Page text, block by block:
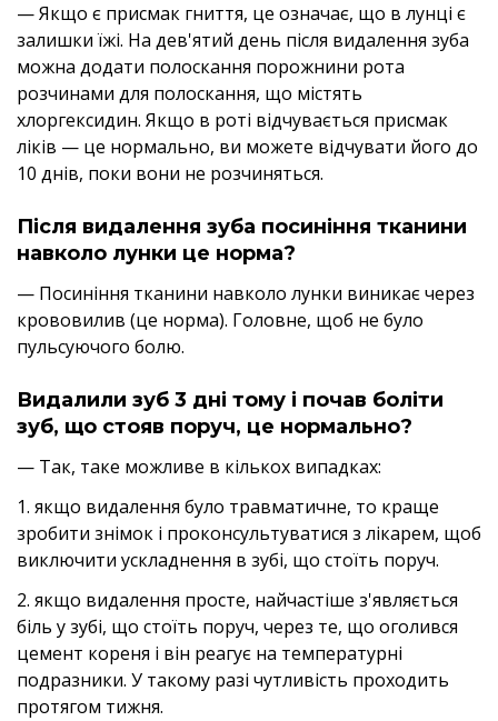
— Якщо є присмак гниття, це означає, що в лунці є
залишки їжі. На дев'ятий день після видалення зуба
можна додати полоскання порожнини рота
розчинами для полоскання, що містять
хлоргексидин. Якщо в роті відчувається присмак
ліків — це нормально, ви можете відчувати його до
10 днів, поки вони не розчиняться.
Після видалення зуба посиніння тканини
навколо лунки це норма?
— Посиніння тканини навколо лунки виникає через
крововилив (це норма). Головне, щоб не було
пульсуючого болю.
Видалили зуб 3 дні тому і почав боліти
зуб, що стояв поруч, це нормально?
— Так, таке можливе в кількох випадках:
1. якщо видалення було травматичне, то краще
зробити знімок і проконсультуватися з лікарем, щоб
виключити ускладнення в зубі, що стоїть поруч.
2. якщо видалення просте, найчастіше з'являється
біль у зубі, що стоїть поруч, через те, що оголився
цемент кореня і він реагує на температурні
подразники. У такому разі чутливість проходить
протягом тижня.